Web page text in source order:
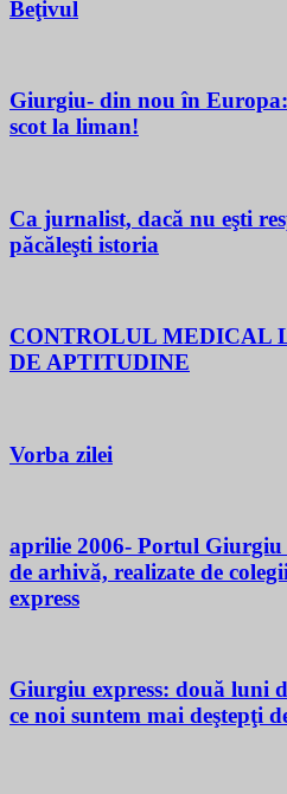
Beţivul
Giurgiu- din nou în Europa:
scot la liman!
Ca jurnalist, dacă nu eşti
păcăleşti istoria
CONTROLUL MEDICAL
DE APTITUDINE
Vorba zilei
aprilie 2006- Portul
de arhivă, realizate de
express
Giurgiu express: două luni
ce noi suntem mai deştepţi